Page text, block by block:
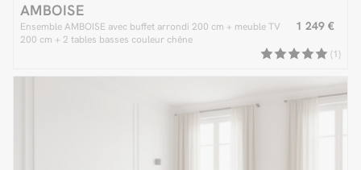
AMBOISE
Ensemble AMBOISE avec buffet arrondi 200 cm + meuble TV
200 cm + 2 tables basses couleur chêne
1 249 €
(1)